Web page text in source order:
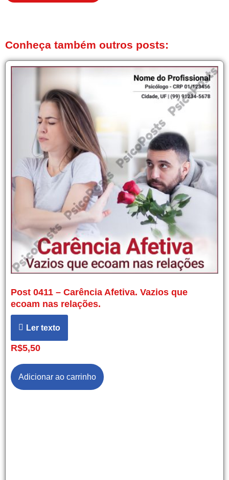
Conheça também outros posts:
Post 0411 – Carência Afetiva. Vazios que
ecoam nas relações.
Ler texto
R$5,50
Adicionar ao carrinho